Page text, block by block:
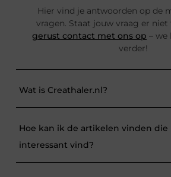
Hier vind je antwoorden op de
vragen. Staat jouw vraag er niet
gerust contact met ons op – we
verder!
Wat is Creathaler.nl?
Hoe kan ik de artikelen vinden die
interessant vind?